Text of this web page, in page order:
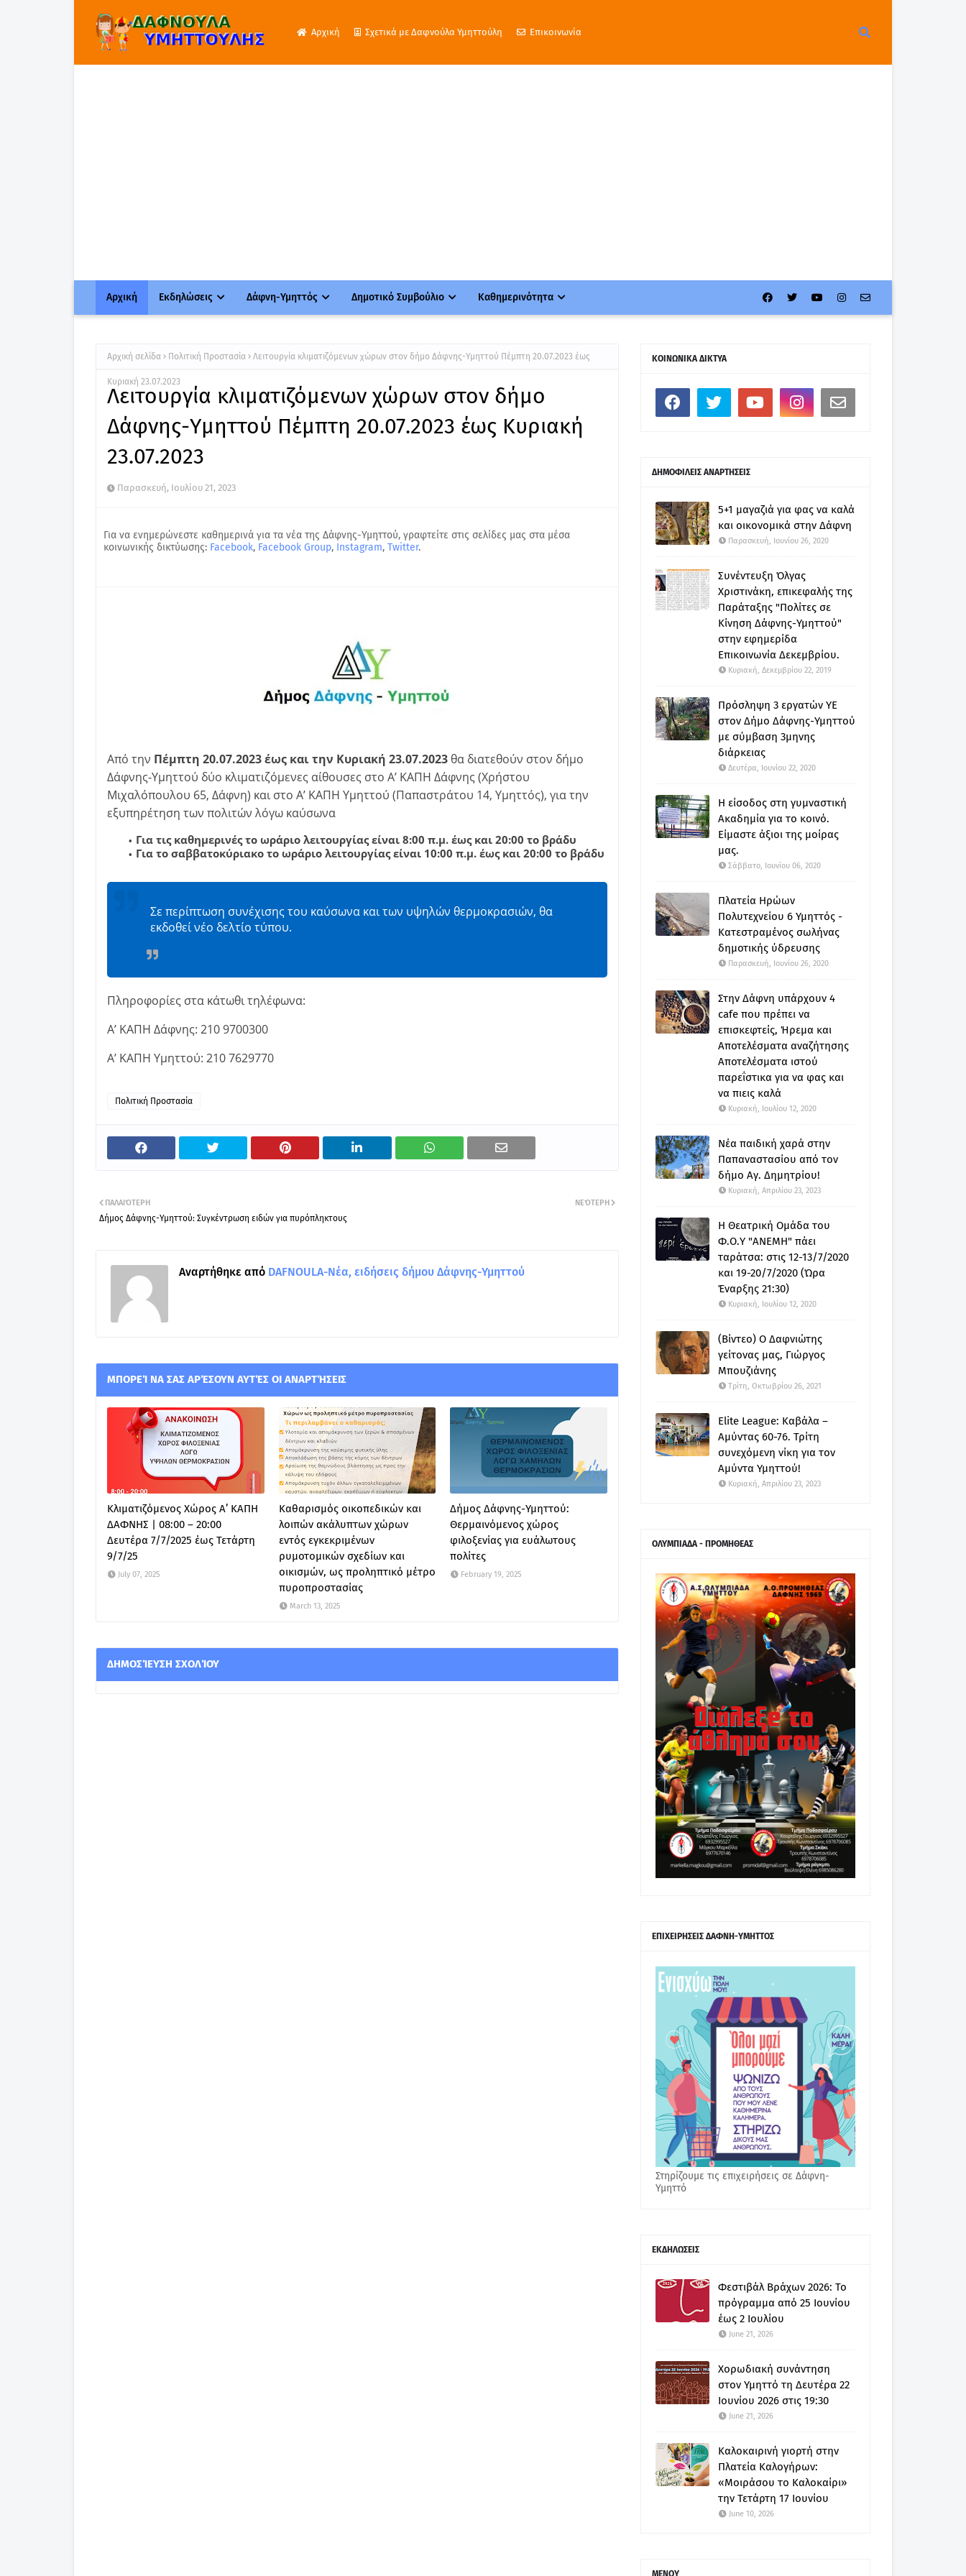
Αρχική Σχετικά με Δαφνούλα Υμηττούλη Επικοινωνία
Αρχική Εκδηλώσεις Δάφνη-Υμηττός Δημοτικό Συμβούλιο Καθημερινότητα
Αρχική σελίδα Πολιτική Προστασία Λειτουργία κλιματιζόμενων χώρων στον δήμο Δάφνης-Υμηττού Πέμπτη 20.07.2023 έως
Κυριακή 23.07.2023
Λειτουργία κλιματιζόμενων χώρων στον δήμο
Δάφνης-Υμηττού Πέμπτη 20.07.2023 έως Κυριακή
23.07.2023
Παρασκευή, Ιουλίου 21, 2023
Για να ενημερώνεστε καθημερινά για τα νέα της Δάφνης-Υμηττού, γραφτείτε στις σελίδες μας στα μέσα
κοινωνικής δικτύωσης: Facebook, Facebook Group, Instagram, Twitter.
Από την Πέμπτη 20.07.2023 έως και την Κυριακή 23.07.2023 θα διατεθούν στον δήμο
Δάφνης-Υμηττού δύο κλιματιζόμενες αίθουσες στο Α’ ΚΑΠΗ Δάφνης (Χρήστου
Μιχαλόπουλου 65, Δάφνη) και στο Α’ ΚΑΠΗ Υμηττού (Παπαστράτου 14, Υμηττός), για την
εξυπηρέτηση των πολιτών λόγω καύσωνα
Για τις καθημερινές το ωράριο λειτουργίας είναι 8:00 π.μ. έως και 20:00 το βράδυ
Για το σαββατοκύριακο το ωράριο λειτουργίας είναι 10:00 π.μ. έως και 20:00 το βράδυ
Σε περίπτωση συνέχισης του καύσωνα και των υψηλών θερμοκρασιών, θα
εκδοθεί νέο δελτίο τύπου.
Πληροφορίες στα κάτωθι τηλέφωνα:
Α’ ΚΑΠΗ Δάφνης: 210 9700300
Α’ ΚΑΠΗ Υμηττού: 210 7629770
Πολιτική Προστασία
ΝΕΌΤΕΡΗ
ΠΑΛΑΙΌΤΕΡΗ
Δήμος Δάφνης-Υμηττού: Συγκέντρωση ειδών για πυρόπληκτους
Αναρτήθηκε από DAFNOULA-Νέα, ειδήσεις δήμου Δάφνης-Υμηττού
ΜΠΟΡΕΊ ΝΑ ΣΑΣ ΑΡΈΣΟΥΝ ΑΥΤΈΣ ΟΙ ΑΝΑΡΤΉΣΕΙΣ
Κλιματιζόμενος Χώρος Α’ ΚΑΠΗ
ΔΑΦΝΗΣ | 08:00 – 20:00
Δευτέρα 7/7/2025 έως Τετάρτη
9/7/25
July 07, 2025
Καθαρισμός οικοπεδικών και
λοιπών ακάλυπτων χώρων
εντός εγκεκριμένων
ρυμοτομικών σχεδίων και
οικισμών, ως προληπτικό μέτρο
πυροπροστασίας
March 13, 2025
Δήμος Δάφνης-Υμηττού:
Θερμαινόμενος χώρος
φιλοξενίας για ευάλωτους
πολίτες
February 19, 2025
ΔΗΜΟΣΊΕΥΣΗ ΣΧΟΛΊΟΥ
ΚΟΙΝΩΝΙΚΑ ΔΙΚΤΥΑ
ΔΗΜΟΦΙΛΕΙΣ ΑΝΑΡΤΗΣΕΙΣ
5+1 μαγαζιά για φας να καλά
και οικονομικά στην Δάφνη
Παρασκευή, Ιουνίου 26, 2020
Συνέντευξη Όλγας
Χριστινάκη, επικεφαλής της
Παράταξης "Πολίτες σε
Κίνηση Δάφνης-Υμηττού"
στην εφημερίδα
Επικοινωνία Δεκεμβρίου.
Κυριακή, Δεκεμβρίου 22, 2019
Πρόσληψη 3 εργατών ΥΕ
στον Δήμο Δάφνης-Υμηττού
με σύμβαση 3μηνης
διάρκειας
Δευτέρα, Ιουνίου 22, 2020
Η είσοδος στη γυμναστική
Ακαδημία για το κοινό.
Είμαστε άξιοι της μοίρας
μας.
Σάββατο, Ιουνίου 06, 2020
Πλατεία Ηρώων
Πολυτεχνείου 6 Υμηττός -
Κατεστραμένος σωλήνας
δημοτικής ύδρευσης
Παρασκευή, Ιουνίου 26, 2020
Στην Δάφνη υπάρχουν 4
cafe που πρέπει να
επισκεφτείς, Ήρεμα και
Αποτελέσματα αναζήτησης
Αποτελέσματα ιστού
παρεΐστικα για να φας και
να πιεις καλά
Κυριακή, Ιουλίου 12, 2020
Νέα παιδική χαρά στην
Παπαναστασίου από τον
δήμο Αγ. Δημητρίου!
Κυριακή, Απριλίου 23, 2023
Η Θεατρική Ομάδα του
Φ.Ο.Υ "ΑΝΕΜΗ" πάει
ταράτσα: στις 12-13/7/2020
και 19-20/7/2020 (Ώρα
Έναρξης 21:30)
Κυριακή, Ιουλίου 12, 2020
(Βίντεο) Ο Δαφνιώτης
γείτονας μας, Γιώργος
Μπουζιάνης
Τρίτη, Οκτωβρίου 26, 2021
Elite League: Καβάλα –
Αμύντας 60-76. Τρίτη
συνεχόμενη νίκη για τον
Αμύντα Υμηττού!
Κυριακή, Απριλίου 23, 2023
ΟΛΥΜΠΙΑΔΑ - ΠΡΟΜΗΘΕΑΣ
ΕΠΙΧΕΙΡΗΣΕΙΣ ΔΑΦΝΗ-ΥΜΗΤΤΟΣ
Στηρίζουμε τις επιχειρήσεις σε Δάφνη-
Υμηττό
ΕΚΔΗΛΩΣΕΙΣ
Φεστιβάλ Βράχων 2026: Το
πρόγραμμα από 25 Ιουνίου
έως 2 Ιουλίου
June 21, 2026
Χορωδιακή συνάντηση
στον Υμηττό τη Δευτέρα 22
Ιουνίου 2026 στις 19:30
June 21, 2026
Καλοκαιρινή γιορτή στην
Πλατεία Καλογήρων:
«Μοιράσου το Καλοκαίρι»
την Τετάρτη 17 Ιουνίου
June 10, 2026
ΜΕΝΟΥ